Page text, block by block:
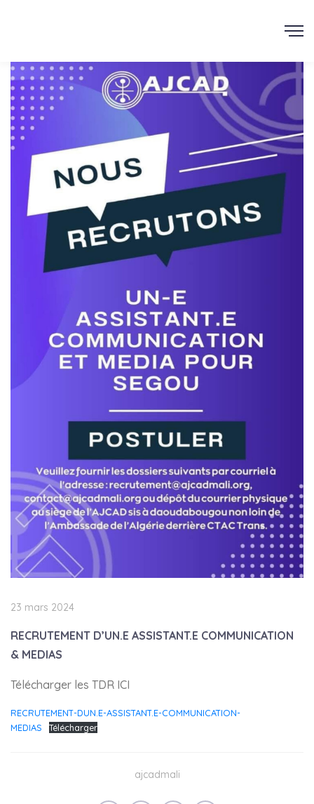
23 mars 2024
RECRUTEMENT D’UN.E ASSISTANT.E COMMUNICATION
& MEDIAS
Télécharger les TDR ICI
RECRUTEMENT-DUN.E-ASSISTANT.E-COMMUNICATION-
MEDIAS
Télécharger
ajcadmali